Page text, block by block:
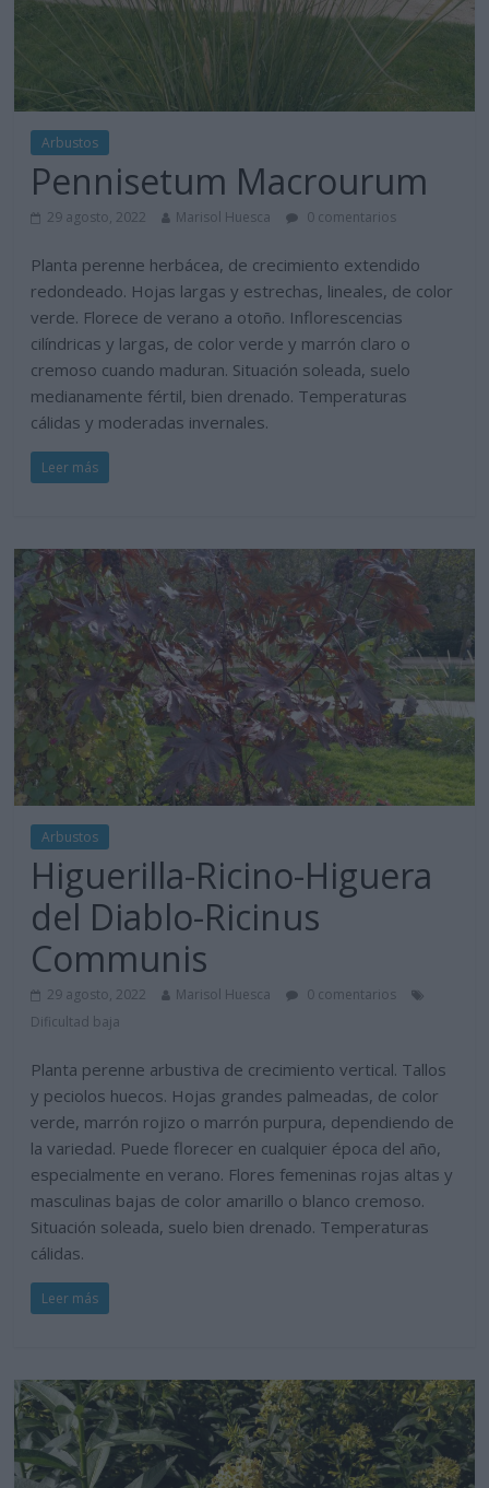
Arbustos
Pennisetum Macrourum
29 agosto, 2022 Marisol Huesca 0 comentarios
Planta perenne herbácea, de crecimiento extendido
redondeado. Hojas largas y estrechas, lineales, de color
verde. Florece de verano a otoño. Inflorescencias
cilíndricas y largas, de color verde y marrón claro o
cremoso cuando maduran. Situación soleada, suelo
medianamente fértil, bien drenado. Temperaturas
cálidas y moderadas invernales.
Leer más
Arbustos
Higuerilla-Ricino-Higuera
del Diablo-Ricinus
Communis
29 agosto, 2022 Marisol Huesca
0 comentarios
Dificultad baja
Planta perenne arbustiva de crecimiento vertical. Tallos
y peciolos huecos. Hojas grandes palmeadas, de color
verde, marrón rojizo o marrón purpura, dependiendo de
la variedad. Puede florecer en cualquier época del año,
especialmente en verano. Flores femeninas rojas altas y
masculinas bajas de color amarillo o blanco cremoso.
Situación soleada, suelo bien drenado. Temperaturas
cálidas.
Leer más